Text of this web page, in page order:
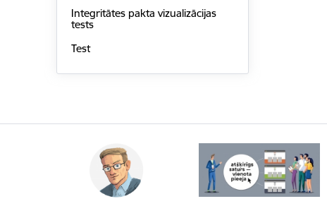
Integritātes pakta vizualizācijas
tests
Test